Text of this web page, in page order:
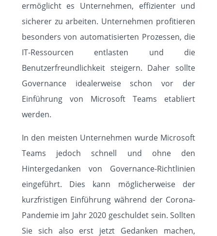
ermöglicht es Unternehmen, effizienter und
sicherer zu arbeiten. Unternehmen profitieren
besonders von automatisierten Prozessen, die
IT-Ressourcen entlasten und die
Benutzerfreundlichkeit steigern. Daher sollte
Governance idealerweise schon vor der
Einführung von Microsoft Teams etabliert
werden.
In den meisten Unternehmen wurde Microsoft
Teams jedoch schnell und ohne den
Hintergedanken von Governance-Richtlinien
eingeführt. Dies kann möglicherweise der
kurzfristigen Einführung während der Corona-
Pandemie im Jahr 2020 geschuldet sein. Sollten
Sie sich also erst jetzt Gedanken machen,